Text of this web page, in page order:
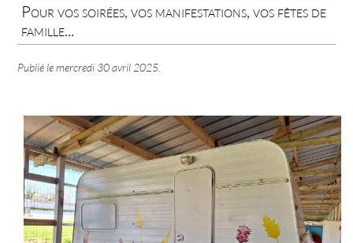
Pour vos soirées, vos manifestations, vos fêtes de
famille...
Publié lemercredi 30 avril 2025